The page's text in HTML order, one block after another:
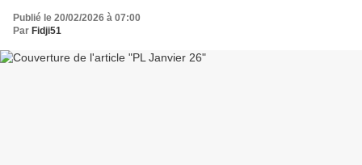
Publié le 20/02/2026 à 07:00
Par Fidji51